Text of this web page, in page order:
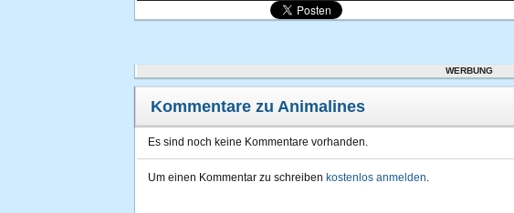
WERBUNG
Kommentare zu Animalines
Es sind noch keine Kommentare vorhanden.
Um einen Kommentar zu schreiben kostenlos anmelden.